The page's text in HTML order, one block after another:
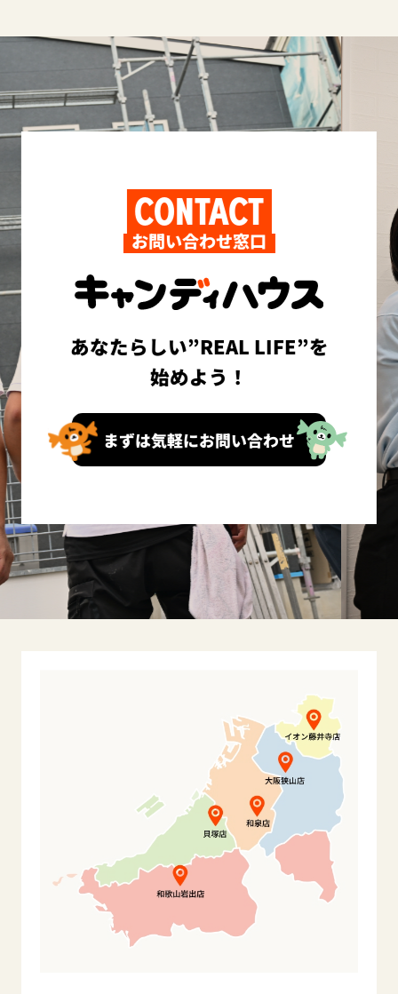
CONTACT
お問い合わせ窓口
あなたらしい”REAL LIFE”を
始めよう！
まずは気軽にお問い合わせ